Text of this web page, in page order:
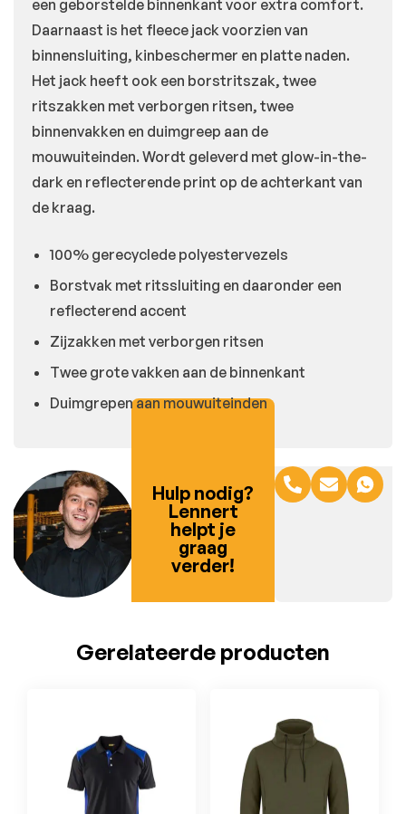
een geborstelde binnenkant voor extra comfort.
Daarnaast is het fleece jack voorzien van
binnensluiting, kinbeschermer en platte naden.
Het jack heeft ook een borstritszak, twee
ritszakken met verborgen ritsen, twee
binnenvakken en duimgreep aan de
mouwuiteinden. Wordt geleverd met glow-in-the-
dark en reflecterende print op de achterkant van
de kraag.
100% gerecyclede polyestervezels
Borstvak met ritssluiting en daaronder een
reflecterend accent
Zijzakken met verborgen ritsen
Twee grote vakken aan de binnenkant
Duimgrepen aan mouwuiteinden
Hulp nodig?
Lennert
helpt je
graag
verder!
Gerelateerde producten